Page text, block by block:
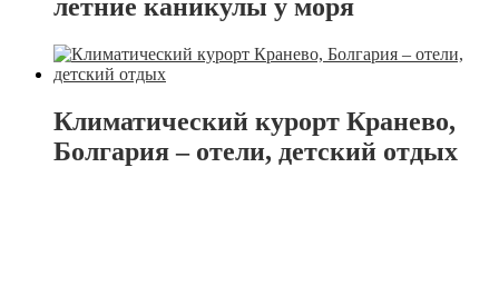
летние каникулы у моря
Климатический курорт Кранево,
Болгария – отели, детский отдых